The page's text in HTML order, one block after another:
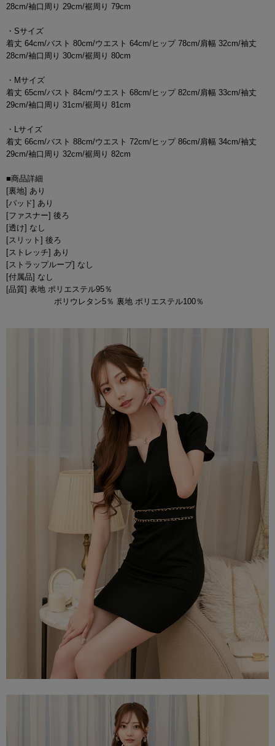
28cm/袖口周り 29cm/裾周り 79cm
・Sサイズ
着丈 64cm/バスト 80cm/ウエスト 64cm/ヒップ 78cm/肩幅 32cm/袖丈
28cm/袖口周り 30cm/裾周り 80cm
・Mサイズ
着丈 65cm/バスト 84cm/ウエスト 68cm/ヒップ 82cm/肩幅 33cm/袖丈
29cm/袖口周り 31cm/裾周り 81cm
・Lサイズ
着丈 66cm/バスト 88cm/ウエスト 72cm/ヒップ 86cm/肩幅 34cm/袖丈
29cm/袖口周り 32cm/裾周り 82cm
■商品詳細
[裏地] あり
[パッド] あり
[ファスナー] 後ろ
[透け] なし
[スリット] 後ろ
[ストレッチ] あり
[ストラップループ] なし
[付属品] なし
[品質] 表地 ポリエステル95％
ポリウレタン5％ 裏地 ポリエステル100％